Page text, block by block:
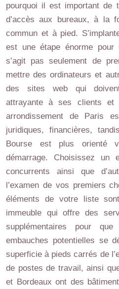
pourquoi il est important de
d’accès aux bureaux, à la
commun et à pied.
est une étape énorme
s’agit pas seulement de
mettre des ordinateurs et
des sites web qui
attrayante à ses clients
arrondissement de Paris
juridiques, financières,
Bourse est plus orienté
démarrage. Choisissez un
concurrents ainsi que
l’examen de vos premiers
éléments de votre liste
immeuble qui offre des
supplémentaires pour
embauches potentielles se
superficie à pieds carrés de
de postes de travail, ainsi
et Bordeaux ont des